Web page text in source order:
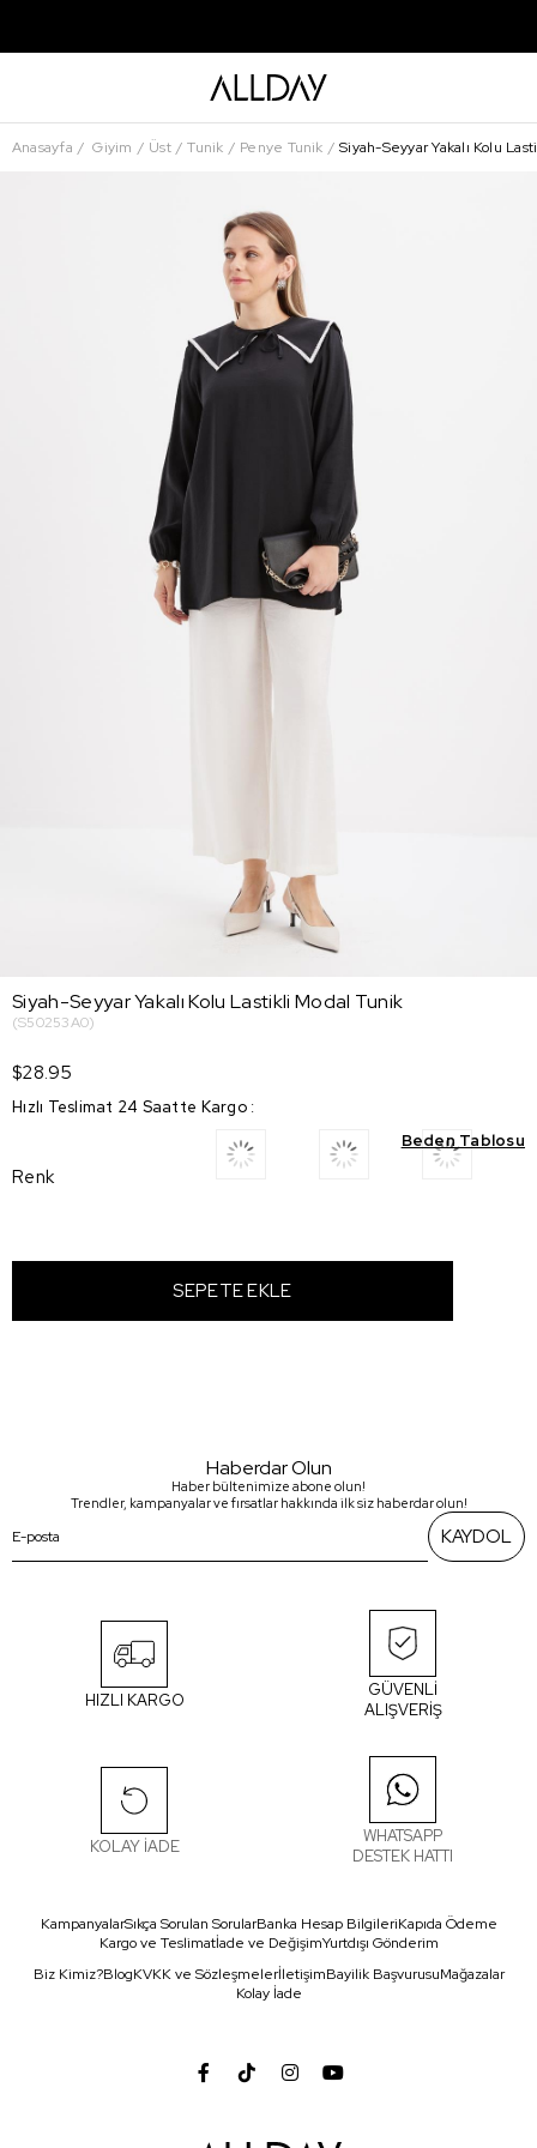
Anasayfa Giyim Üst Tunik Penye Tunik Siyah-Seyyar Yakalı Kolu
Siyah-Seyyar Yakalı Kolu Lastikli Modal Tunik
(S50253A0)
$28.95
Hızlı Teslimat 24 Saatte Kargo :
Beden Tablosu
Renk
Haberdar Olun
Haber bültenimize abone olun!
Trendler, kampanyalar ve fırsatlar hakkında ilk siz haberdar olun!
KAYDOL
HIZLI KARGO
GÜVENLİ
ALIŞVERİŞ
KOLAY İADE
WHATSAPP
DESTEK HATTI
KampanyalarSıkça Sorulan SorularBanka Hesap BilgileriKapıda Ödeme
Kargo ve Teslimatİade ve DeğişimYurtdışı Gönderim
Biz Kimiz?BlogKVKK ve SözleşmelerİletişimBayilik BaşvurusuMağazalar
Kolay İade